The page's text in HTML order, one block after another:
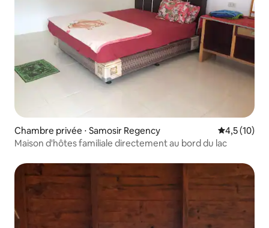
Chambre privée ⋅ Samosir Regency Évaluation
4,5 (10)
Maison d'hôtes familiale directement au bord du lac